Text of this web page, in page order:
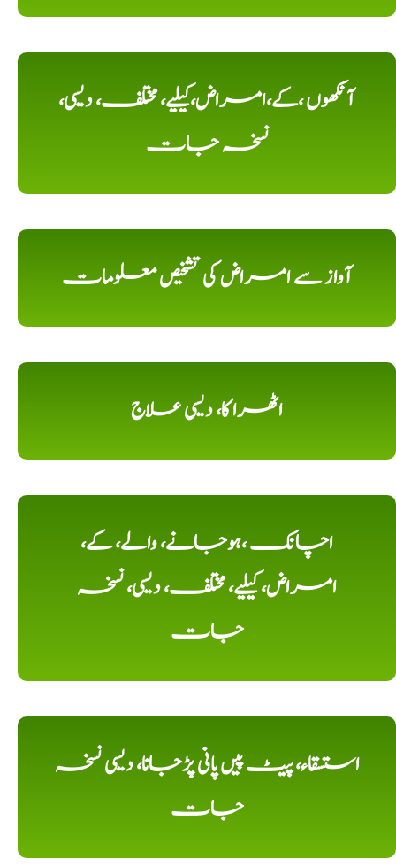
آنکھوں ،کے،امراض،کیلیے، مختلف، دیسی،
نسخہ جات
آواز سے امراض کی تشخیص معلومات
اٹھرا کا، دیسی علاج
اچانک ،ہوجانے، والے، کے،
امراض، کیلیے، مختلف، دیسی، نسخہ
جات
استسقاء، پیٹ پیں پانی پڑجانا، دیسی نسخہ
جات